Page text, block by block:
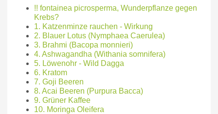
!! fontainea picrosperma, Wunderpflanze gegen
Krebs?
1. Katzenminze rauchen - Wirkung
2. Blauer Lotus (Nymphaea Caerulea)
3. Brahmi (Bacopa monnieri)
4. Ashwagandha (Withania somnifera)
5. Löwenohr - Wild Dagga
6. Kratom
7. Goji Beeren
8. Acai Beeren (Purpura Bacca)
9. Grüner Kaffee
10. Moringa Oleifera